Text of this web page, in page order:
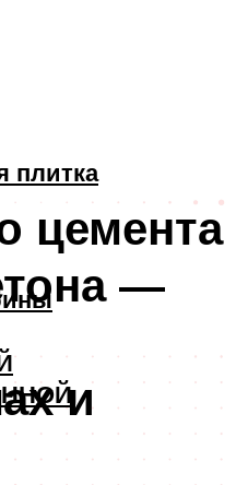
плитка
цемента
—
и